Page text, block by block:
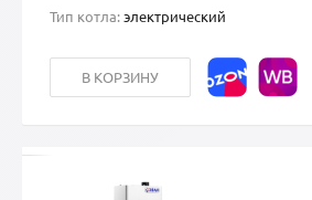
Тип котла:электрический
В КОРЗИНУ